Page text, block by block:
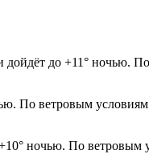
до +11° ночью.
По ветровым
ночью. По ветровым